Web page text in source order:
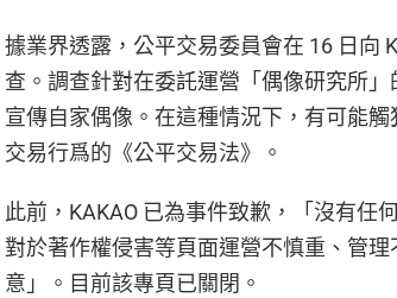
據業界透露，公平交易委員會在 16 日向
查。調查針對在委託運營「偶像研究所
宣傳自家偶像。在這種情況下，有可能
交易行爲的《公平交易法》。
此前，KAKAO 已為事件致歉，「沒有任
對於著作權侵害等頁面運營不慎重、管
意」。目前該專頁已關閉。